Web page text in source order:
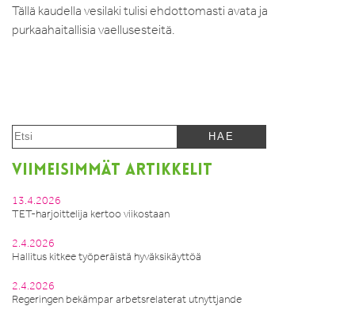
Tällä kaudella vesilaki tulisi ehdottomasti avata ja
purkaahaitallisia vaellusesteitä.
VIIMEISIMMÄT ARTIKKELIT
13.4.2026
TET-harjoittelija kertoo viikostaan
2.4.2026
Hallitus kitkee työperäistä hyväksikäyttöä
2.4.2026
Regeringen bekämpar arbetsrelaterat utnyttjande